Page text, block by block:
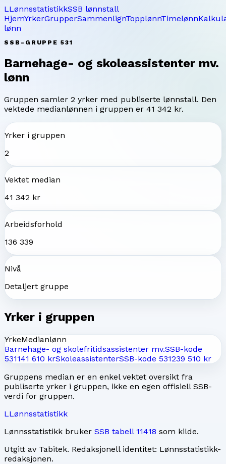
LLønnsstatistikkSSB lønnstall
HjemYrkerGrupperSammenlignTopplønnTimelønn
lønn
SSB-GRUPPE531
Barnehage- og skoleassistenter mv.
lønn
Gruppen samler 2 yrker med publiserte lønnstall. Den
vektede medianlønnen i gruppen er 41 342 kr.
Yrker i gruppen
2
Vektet median
41 342 kr
Arbeidsforhold
136 339
Nivå
Detaljert gruppe
Yrker i gruppen
YrkeMedianlønn
Barnehage- og skolefritidsassistenter mv.SSB-kode
531141 610 krSkoleassistenterSSB-kode 531239 510 kr
Gruppens median er en enkel vektet oversikt fra
publiserte yrker i gruppen, ikke en egen offisiell SSB-
verdi for gruppen.
LLønnsstatistikk
Lønnsstatistikk bruker SSB tabell 11418 som kilde.
Utgitt av Tabitek. Redaksjonell identitet: Lønnsstatistikk-
redaksjonen.